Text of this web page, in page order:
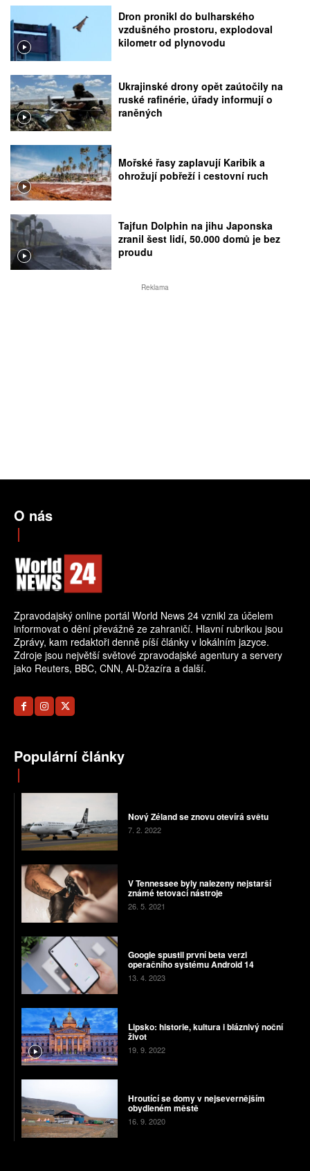
Dron pronikl do bulharského
vzdušného prostoru, explodoval
kilometr od plynovodu
Ukrajinské drony opět zaútočily na
ruské rafinérie, úřady informují o
raněných
Mořské řasy zaplavují Karibik a
ohrožují pobřeží i cestovní ruch
Tajfun Dolphin na jihu Japonska
zranil šest lidí, 50.000 domů je bez
proudu
Reklama
O nás
Zpravodajský online portál World News 24 vznikl za účelem
informovat o dění převážně ze zahraničí. Hlavní rubrikou jsou
Zprávy, kam redaktoři denně píší články v lokálním jazyce.
Zdroje jsou největší světové zpravodajské agentury a servery
jako Reuters, BBC, CNN, Al-Džazíra a další.
Populární články
Nový Zéland se znovu otevírá světu
7. 2. 2022
V Tennessee byly nalezeny nejstarší
známé tetovací nástroje
26. 5. 2021
Google spustil první beta verzi
operačního systému Android 14
13. 4. 2023
Lipsko: historie, kultura i bláznivý noční
život
19. 9. 2022
Hroutící se domy v nejsevernějším
obydleném městě
16. 9. 2020